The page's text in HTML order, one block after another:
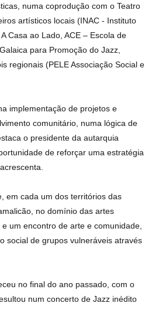
numa coprodução com o Teatro
artísticos locais (INAC - Instituto
Casa ao Lado, ACE – Escola de
para Promoção do Jazz,
regionais (PELE Associação Social e
implementação de projetos e
comunitário, numa lógica de
o presidente da autarquia
de reforçar uma estratégia
em cada um dos territórios das
no domínio das artes
um encontro de arte e comunidade,
social de grupos vulneráveis através
no final do ano passado, com o
num concerto de Jazz inédito